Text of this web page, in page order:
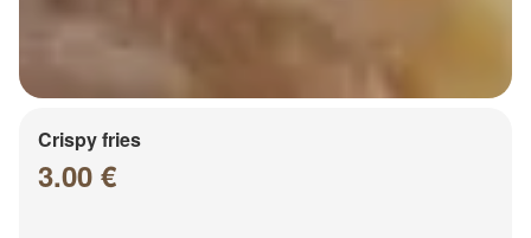
Crispy fries
3.00 €